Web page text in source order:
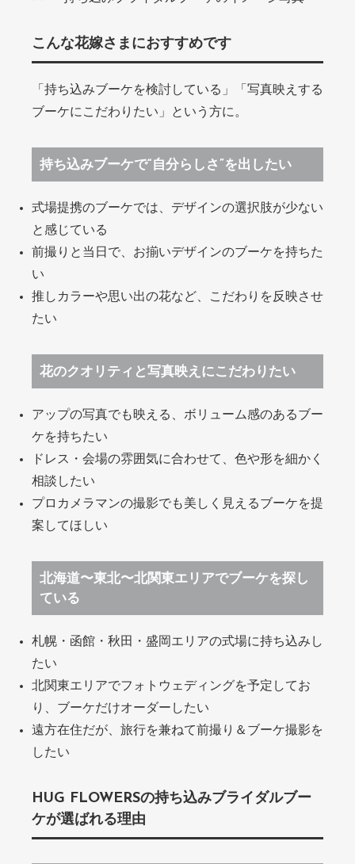
こんな花嫁さまにおすすめです
「持ち込みブーケを検討している」「写真映えする
ブーケにこだわりたい」という方に。
持ち込みブーケで“自分らしさ”を出したい
式場提携のブーケでは、デザインの選択肢が少ない
と感じている
前撮りと当日で、お揃いデザインのブーケを持ちた
い
推しカラーや思い出の花など、こだわりを反映させ
たい
花のクオリティと写真映えにこだわりたい
アップの写真でも映える、ボリューム感のあるブー
ケを持ちたい
ドレス・会場の雰囲気に合わせて、色や形を細かく
相談したい
プロカメラマンの撮影でも美しく見えるブーケを提
案してほしい
北海道〜東北〜北関東エリアでブーケを探し
ている
札幌・函館・秋田・盛岡エリアの式場に持ち込みし
たい
北関東エリアでフォトウェディングを予定してお
り、ブーケだけオーダーしたい
遠方在住だが、旅行を兼ねて前撮り＆ブーケ撮影を
したい
HUG FLOWERSの持ち込みブライダルブー
ケが選ばれる理由